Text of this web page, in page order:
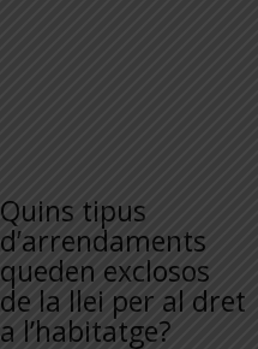
Quins tipus
d’arrendaments
queden exclosos
de la llei per al dret
a l’habitatge?